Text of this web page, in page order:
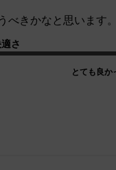
きかなと思います。
さ
とても良か